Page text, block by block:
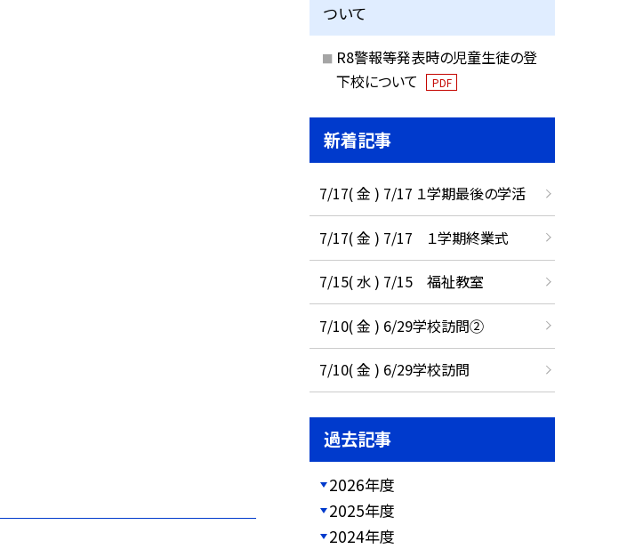
ついて
R8警報等発表時の児童生徒の登
下校について
PDF
新着記事
7/17( 金 ) 7/17 １学期最後の学活
7/17( 金 ) 7/17 １学期終業式
7/15( 水 ) 7/15 福祉教室
7/10( 金 ) 6/29学校訪問②
7/10( 金 ) 6/29学校訪問
過去記事
2026年度
2025年度
2024年度